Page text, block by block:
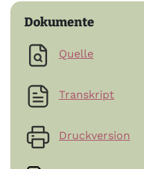
Dokumente
Quelle
Transkript
Druckversion